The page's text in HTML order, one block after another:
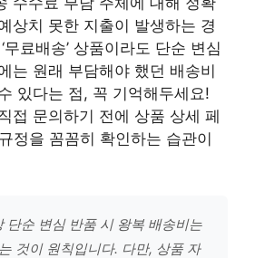
상치 못한 지출이 발생하는 경
료배송’ 상품이라도 단순 변심
는 원래 부담해야 했던 배송비
있다는 점, 꼭 기억해두세요!
접 문의하기 전에 상품 상세 페
정을 꼼꼼히 확인하는 습관이
단순 변심 반품 시 왕복 배송비는
것이 원칙입니다. 다만, 상품 자